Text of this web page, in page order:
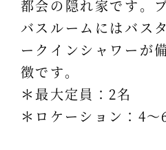
都会の隠れ家です。
バスルームにはバス
ークインシャワーが
徴です。
＊最大定員：2名
＊ロケーション：4～